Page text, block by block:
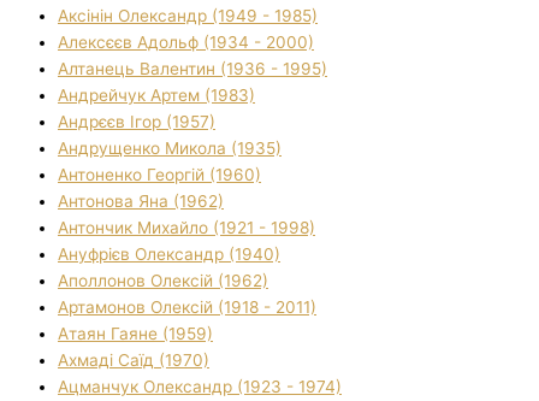
Аксінін Олександр (1949 - 1985)
Алексєєв Адольф (1934 - 2000)
Алтанець Валентин (1936 - 1995)
Андрейчук Артем (1983)
Андрєєв Ігор (1957)
Андрущенко Микола (1935)
Антоненко Георгій (1960)
Антонова Яна (1962)
Антончик Михайло (1921 - 1998)
Ануфрієв Олександр (1940)
Аполлонов Олексій (1962)
Артамонов Олексій (1918 - 2011)
Атаян Гаяне (1959)
Ахмаді Саїд (1970)
Ацманчук Олександр (1923 - 1974)